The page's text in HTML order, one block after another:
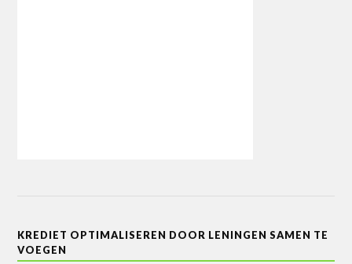
KREDIET OPTIMALISEREN DOOR LENINGEN SAMEN TE
VOEGEN